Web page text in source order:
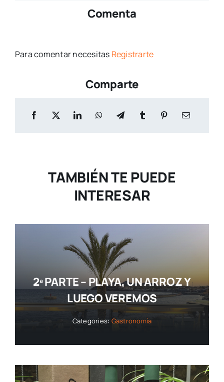
Comenta
Para comentar necesitas Registrarte
Comparte
TAMBIÉN TE PUEDE
INTERESAR
2ª PARTE – PLAYA, UN ARROZ Y
LUEGO VEREMOS
Categories: Gastronomía